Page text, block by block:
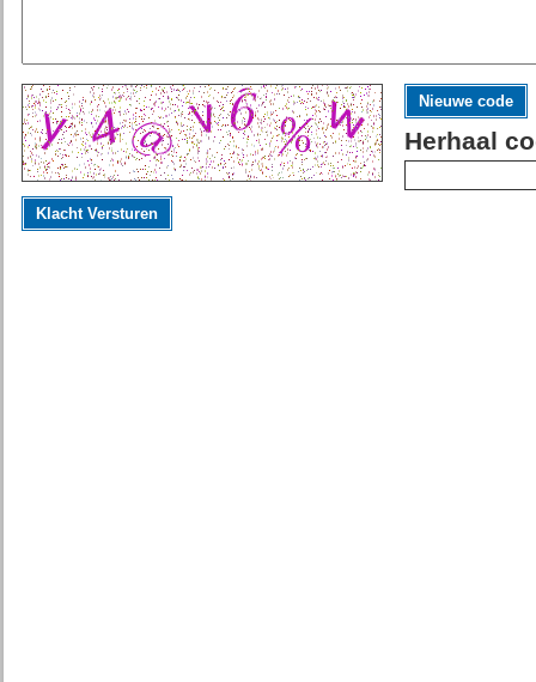
Nieuwe code
Herhaal
Klacht Versturen